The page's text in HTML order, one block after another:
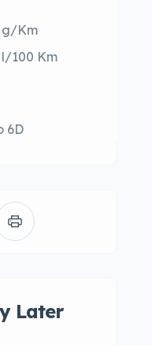
g/Km
l/100 Km
6D
Later